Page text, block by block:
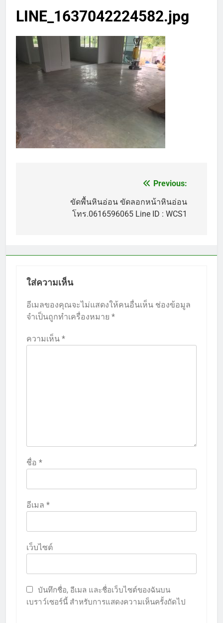
LINE_1637042224582.jpg
Previous:
ขัดพื้นหินอ่อน ขัดลอกหน้าหินอ่อน
โทร.0616596065 Line ID : WCS1
ใส่ความเห็น
อีเมลของคุณจะไม่แสดงให้คนอื่นเห็น ช่องข้อมูล
จำเป็นถูกทำเครื่องหมาย *
ความเห็น *
ชื่อ *
อีเมล *
เว็บไซต์
บันทึกชื่อ, อีเมล และชื่อเว็บไซต์ของฉันบน
เบราว์เซอร์นี้ สำหรับการแสดงความเห็นครั้งถัดไป